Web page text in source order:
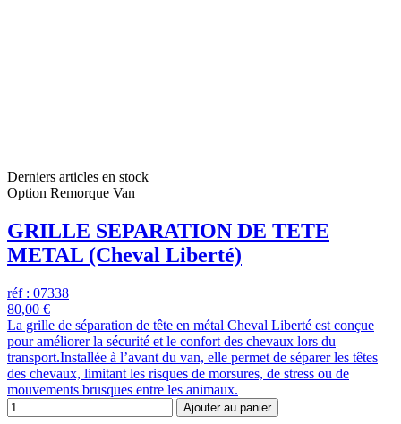
Derniers articles en stock
Option Remorque Van
GRILLE SEPARATION DE TETE
METAL (Cheval Liberté)
réf : 07338
80,00 €
La grille de séparation de tête en métal Cheval Liberté est conçue
pour améliorer la sécurité et le confort des chevaux lors du
transport.Installée à l’avant du van, elle permet de séparer les têtes
des chevaux, limitant les risques de morsures, de stress ou de
mouvements brusques entre les animaux.
Ajouter au panier